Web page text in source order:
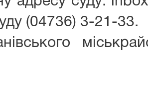
(04736) 3-21-33.